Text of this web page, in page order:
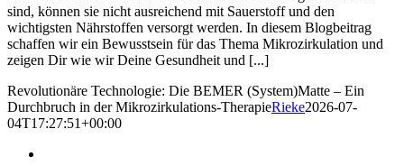
sind, können sie nicht ausreichend mit Sauerstoff und den
wichtigsten Nährstoffen versorgt werden. In diesem Blogbeitrag
schaffen wir ein Bewusstsein für das Thema Mikrozirkulation und
zeigen Dir wie wir Deine Gesundheit und [...]
Revolutionäre Technologie: Die BEMER (System)Matte – Ein
Durchbruch in der Mikrozirkulations-TherapieRieke2026-07-
04T17:27:51+00:00